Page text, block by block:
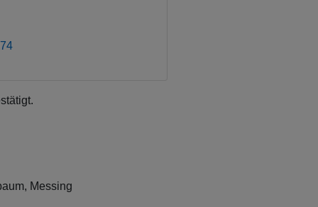
Messing